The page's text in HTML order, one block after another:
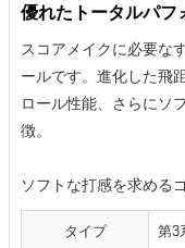
優れたトータルパフ
スコアメイクに必要な
ールです。進化した飛
ロール性能、さらにソ
徴。
ソフトな打感を求める
タイプ 第3